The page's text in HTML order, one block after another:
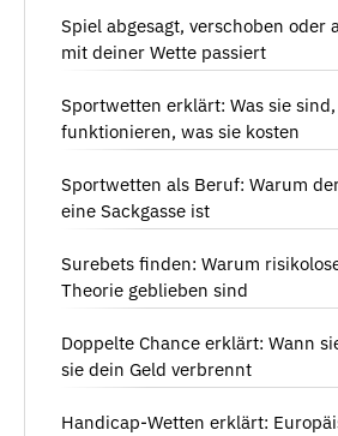
Spiel abgesagt, verschoben oder
mit deiner Wette passiert
Sportwetten erklärt: Was sie
funktionieren, was sie kosten
Sportwetten als Beruf: Warum
eine Sackgasse ist
Surebets finden: Warum
Theorie geblieben sind
Doppelte Chance erklärt: Wann
sie dein Geld verbrennt
Handicap-Wetten erklärt: